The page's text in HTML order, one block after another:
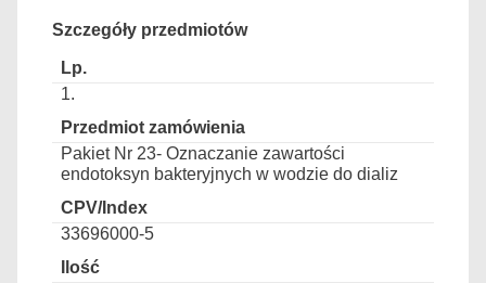
Szczegóły przedmiotów
1.
Pakiet Nr 23- Oznaczanie zawartości
endotoksyn bakteryjnych w wodzie do dializ
33696000-5